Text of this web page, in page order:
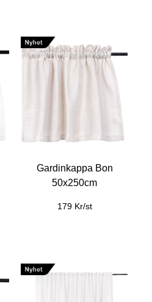
Gardinkappa Bon
50x250cm
179 Kr/st